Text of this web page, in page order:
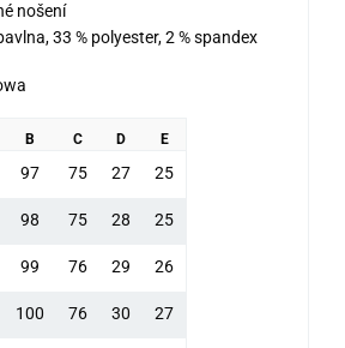
nošení
33 % polyester, 2 % spandex
B C D E
97 75 27 25
98 75 28 25
99 76 29 26
100 76 30 27